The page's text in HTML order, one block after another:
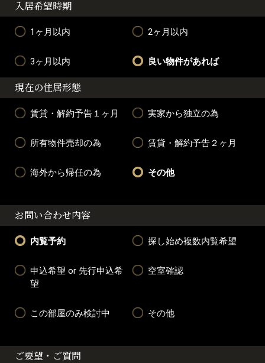
入居希望時期
1ヶ月以内 2ヶ月以内
3ヶ月以内 良い物件があれば
現在の住居形態
賃貸・解約予告１ヶ月 実家から独立の為
所有物件売却の為 賃貸・解約予告２ヶ月
海外から帰任の為 その他
お問い合わせ内容
内覧予約 探し始め複数内覧希望
申込希望 or 先行申込希
望
空室確認
この部屋のみ検討中 その他
ご要望・ご質問